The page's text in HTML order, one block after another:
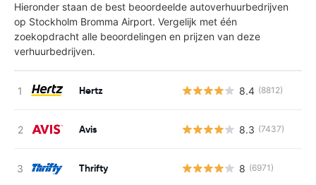
Hieronder staan de best beoordeelde autoverhuurbedrijven
op Stockholm Bromma Airport. Vergelijk met één
zoekopdracht alle beoordelingen en prijzen van deze
verhuurbedrijven.
Hertz 8.4 (8812)
Avis 8.3 (7437)
Thrifty 8 (6971)